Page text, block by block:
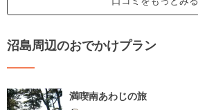
沼島周辺のおでかけプラン
満喫南あわじの旅